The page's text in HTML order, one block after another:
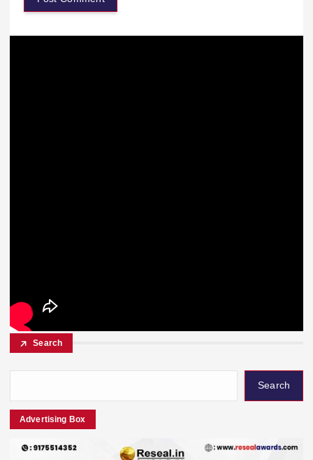
Search
Search
Advertising Box